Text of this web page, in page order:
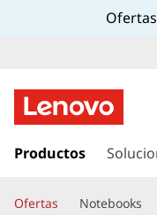
r
Productos
Ofertas Notebooks